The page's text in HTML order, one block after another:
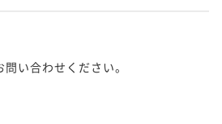
い合わせください。